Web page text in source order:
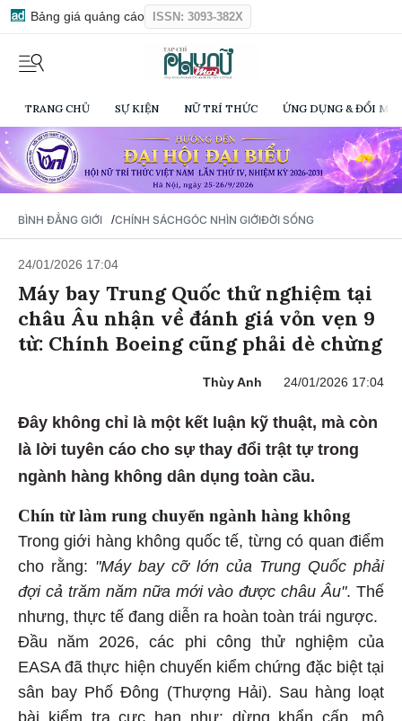
Bảng giá quảng cáo ISSN: 3093-382X
TRANG CHỦ SỰ KIỆN NỮ TRÍ THỨC ỨNG DỤNG & ĐỔI
BÌNH ĐẲNG GIỚI /CHÍNH SÁCHGÓC NHÌN GIỚIĐỜI SỐNG
24/01/2026 17:04
Máy bay Trung Quốc thử nghiệm tại
châu Âu nhận về đánh giá vỏn vẹn 9
từ: Chính Boeing cũng phải dè chừng
Thùy Anh 24/01/2026 17:04
Đây không chỉ là một kết luận kỹ thuật, mà còn
là lời tuyên cáo cho sự thay đổi trật tự trong
ngành hàng không dân dụng toàn cầu.
Chín từ làm rung chuyển ngành hàng không
Trong giới hàng không quốc tế, từng có quan điểm
cho rằng: "Máy bay cỡ lớn của Trung Quốc phải
đợi cả trăm năm nữa mới vào được châu Âu". Thế
nhưng, thực tế đang diễn ra hoàn toàn trái ngược.
Đầu năm 2026, các phi công thử nghiệm của
EASA đã thực hiện chuyến kiểm chứng đặc biệt tại
sân bay Phố Đông (Thượng Hải). Sau hàng loạt
bài kiểm tra cực hạn như: dừng khẩn cấp, mô